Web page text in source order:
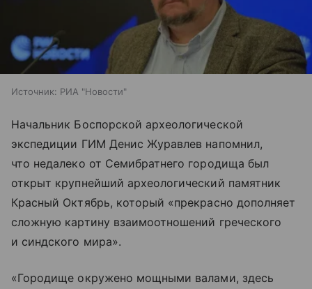
Источник: РИА "Новости"
Начальник Боспорской археологической
экспедиции ГИМ Денис Журавлев напомнил,
что недалеко от Семибратнего городища был
открыт крупнейший археологический памятник
Красный Октябрь, который «прекрасно дополняет
сложную картину взаимоотношений греческого
и синдского мира».
«Городище окружено мощными валами, здесь